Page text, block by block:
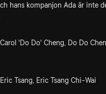
hans kompanjon Ada är inte
'Do Do' Cheng, Do Do
Tsang, Eric Tsang Chi-Wai